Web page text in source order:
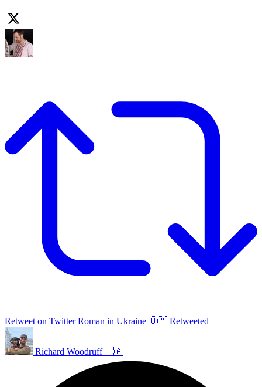
Retweet on Twitter Roman in Ukraine 🇺🇦 Retweeted
Richard Woodruff 🇺🇦